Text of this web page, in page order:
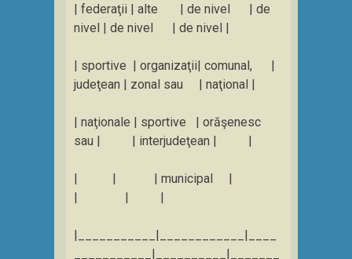
| federaţii | alte | de nivel | de
nivel | de nivel | de nivel |
| sportive | organizaţii| comunal, |
judeţean | zonal sau | naţional |
| naţionale | sportive | orăşenesc
sau | | interjudeţean | |
| | | municipal |
| | |
|___________|____________|____
___________|__________|_______